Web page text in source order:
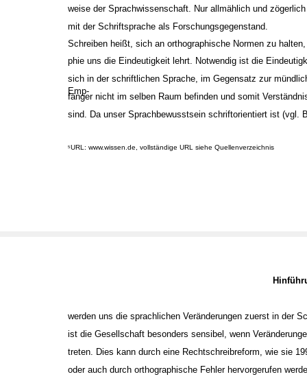
weise der Sprachwissenschaft. Nur allmählich und
mit der Schriftsprache als Forschungsgegenstand.
Schreiben heißt, sich an orthographische Normen zu
phie uns die Eindeutigkeit lehrt. Notwendig ist die
sich in der schriftlichen Sprache, im Gegensatz zur
Emp-
fänger nicht im selben Raum befinden und somit
sind. Da unser Sprachbewusstsein schriftorientiert ist (vgl.
5URL: www.wissen.de, vollständige URL siehe Quellenverzeichnis
werden uns die sprachlichen Veränderungen zuerst in der
ist die Gesellschaft besonders sensibel, wenn
treten. Dies kann durch eine Rechtschreibreform, wie sie
oder auch durch orthographische Fehler hervorgerufen